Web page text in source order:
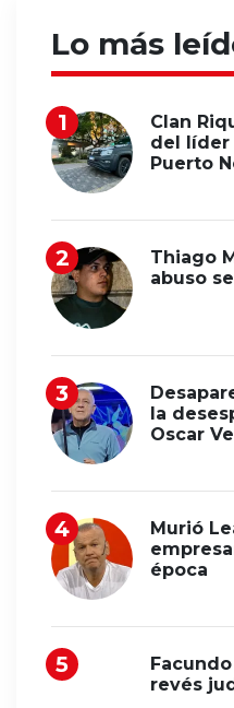
Lo más
Clan
del líder
Puerto
Thiago
abuso
la
Oscar
Murió
época
revés